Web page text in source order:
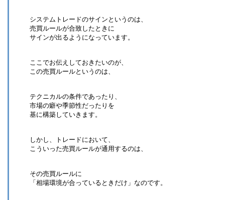
システムトレードのサインというのは、
売買ルールが合致したときに
サインが出るようになっています。
ここでお伝えしておきたいのが、
この売買ルールというのは、
テクニカルの条件であったり、
市場の癖や季節性だったりを
基に構築していきます。
しかし、トレードにおいて、
こういった売買ルールが通用するのは、
その売買ルールに
「相場環境が合っているときだけ」なのです。